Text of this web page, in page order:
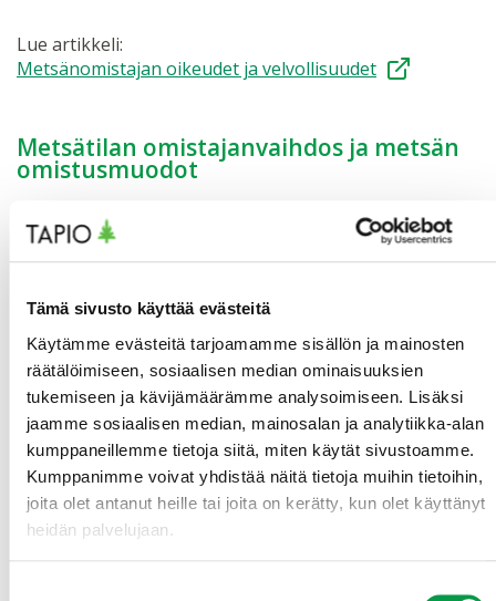
Tämä sivusto käyttää evästeitä
Käytämme evästeitä tarjoamamme sisällön ja mainosten
räätälöimiseen, sosiaalisen median ominaisuuksien
tukemiseen ja kävijämäärämme analysoimiseen. Lisäksi
jaamme sosiaalisen median, mainosalan ja analytiikka-alan
kumppaneillemme tietoja siitä, miten käytät sivustoamme.
Kumppanimme voivat yhdistää näitä tietoja muihin tietoihin,
joita olet antanut heille tai joita on kerätty, kun olet käyttänyt
heidän palvelujaan.
Lue artikkeli:
Metsänomistajan oikeudet ja velvollisuudet
Metsätilan omistajanvaihdos ja metsän
omistusmuodot
Metsätilan omistajanvaihdokseen on omistajan
elinaikana useita toteutustapoja, kuten kauppa ja
yhdessä. Omistusmuoto vaikuttaa muun muassa
päätöksenteon malleihin. Vaihtoehtoja voi nyt vertailla
yleisellä tasolla metsänhoidon suosituksiin koottujen
tietojen avulla.
Onnistunut metsätilan omistusjärjestely ja
verovaikutusten hallinta edellyttää hyvää juridista
tietämystä. Toteutukseen on hyvä hankkia
asiantuntija-apua. Lisätietoa metsätilan
omistajanvaihdoksiin on saatavissa mm. Suomen